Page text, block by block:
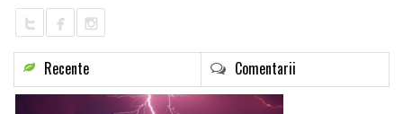
Recente Comentarii